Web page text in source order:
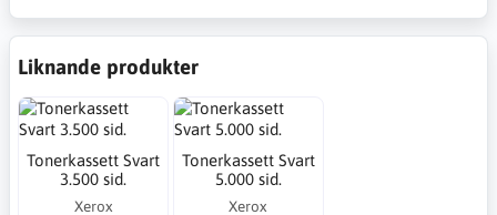
Liknande produkter
Tonerkassett Svart
3.500 sid.
Xerox
Tonerkassett Svart
5.000 sid.
Xerox